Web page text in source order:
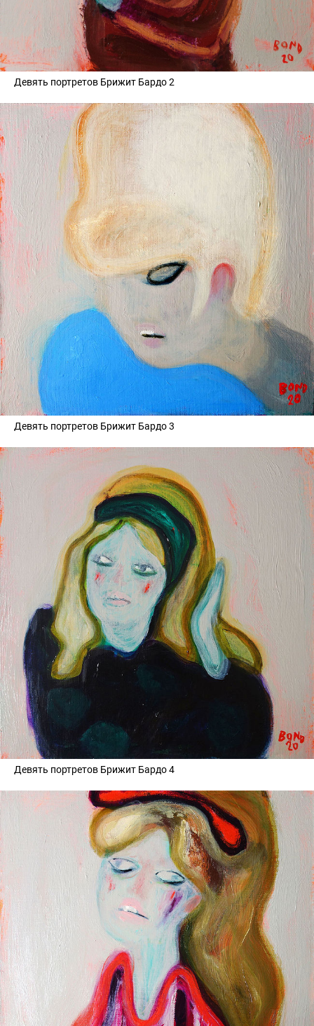
Девять портретов Брижит Бардо 2
Девять портретов Брижит Бардо 3
Девять портретов Брижит Бардо 4